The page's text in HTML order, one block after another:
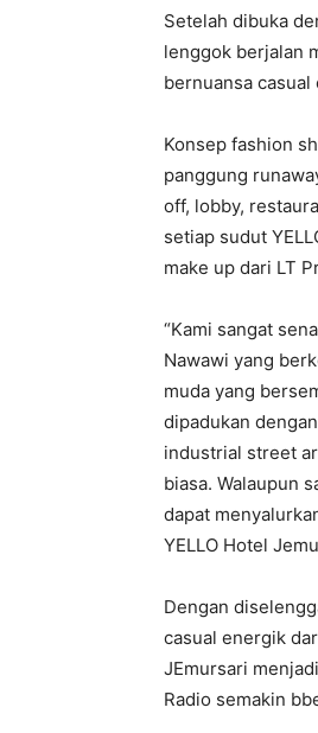
Setelah dibuka
lenggok berjalan
bernuansa
Konsep fashion
panggung
off, lobby,
setiap sudut
make up dari LT
“Kami sangat
Nawawi yang
muda yang
dipadukan
industrial street
biasa. Walaupun
dapat
YELLO Hotel
Dengan
casual energik
JEmursari
Radio semakin